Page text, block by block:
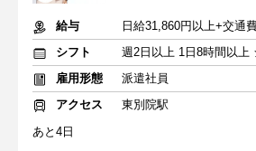
給与
日給31,860円以上+交通
シフト
雇用形態
派遣社員
アクセス
東別院駅
あと4日